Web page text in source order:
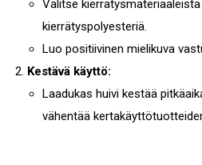
Valitse
kierrätyspolyesteriä.
Luo positiivinen mielikuva
Kestävä käyttö:
Laadukas huivi kestää
vähentää